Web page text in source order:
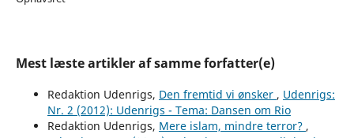
Mest læste artikler af samme forfatter(e)
Redaktion Udenrigs, Den fremtid vi ønsker , Udenrigs:
Nr. 2 (2012): Udenrigs - Tema: Dansen om Rio
Redaktion Udenrigs, Mere islam, mindre terror? ,